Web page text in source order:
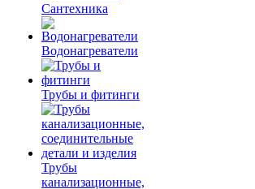
Сантехника
Водонагреватели
Трубы и фитинги
Трубы
канализационные,